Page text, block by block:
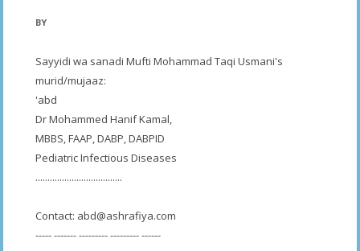
BY
Sayyidi wa sanadi Mufti Mohammad Taqi Usmani's
murid/mujaaz:
'abd
Dr Mohammed Hanif Kamal,
MBBS, FAAP, DABP, DABPID
Pediatric Infectious Diseases
....................................
Contact: abd@ashrafiya.com
----- ------- --------- --------- ------